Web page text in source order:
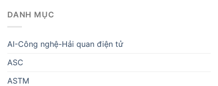
DANH MỤC
AI-Công nghệ-Hải quan điện tử
ASC
ASTM